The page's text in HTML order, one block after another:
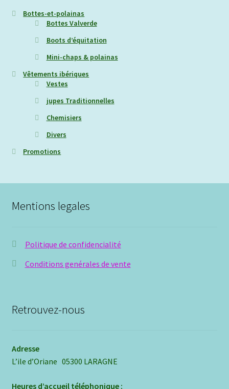
Bottes-et-polainas
Bottes Valverde
Boots d’équitation
Mini-chaps & polainas
Vêtements ibériques
Vestes
jupes Traditionnelles
Chemisiers
Divers
Promotions
Mentions legales
Politique de confidencialité
Conditions genérales de vente
Retrouvez-nous
Adresse
L’ile d’Oriane 05300 LARAGNE
Heures d’accueil téléphonique :